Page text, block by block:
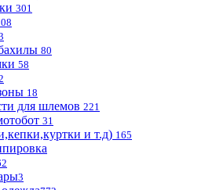
301
80
58
18
для шлемов 221
31
и т.д) 165
3